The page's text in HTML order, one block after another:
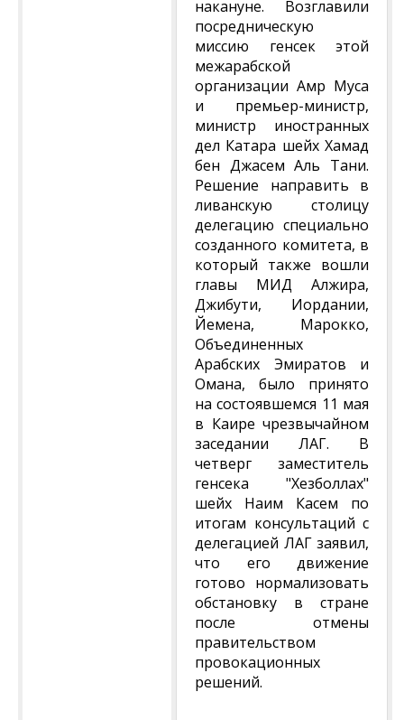
накануне. Возглавили
посредническую
миссию генсек этой
межарабской
организации Амр Муса
и премьер-министр,
министр иностранных
дел Катара шейх Хамад
бен Джасем Аль Тани.
Решение направить в
ливанскую столицу
делегацию специально
созданного комитета, в
который также вошли
главы МИД Алжира,
Джибути, Иордании,
Йемена, Марокко,
Объединенных
Арабских Эмиратов и
Омана, было принято
на состоявшемся 11 мая
в Каире чрезвычайном
заседании ЛАГ. В
четверг заместитель
генсека "Хезболлах"
шейх Наим Касем по
итогам консультаций с
делегацией ЛАГ заявил,
что его движение
готово нормализовать
обстановку в стране
после отмены
правительством
провокационных
решений.